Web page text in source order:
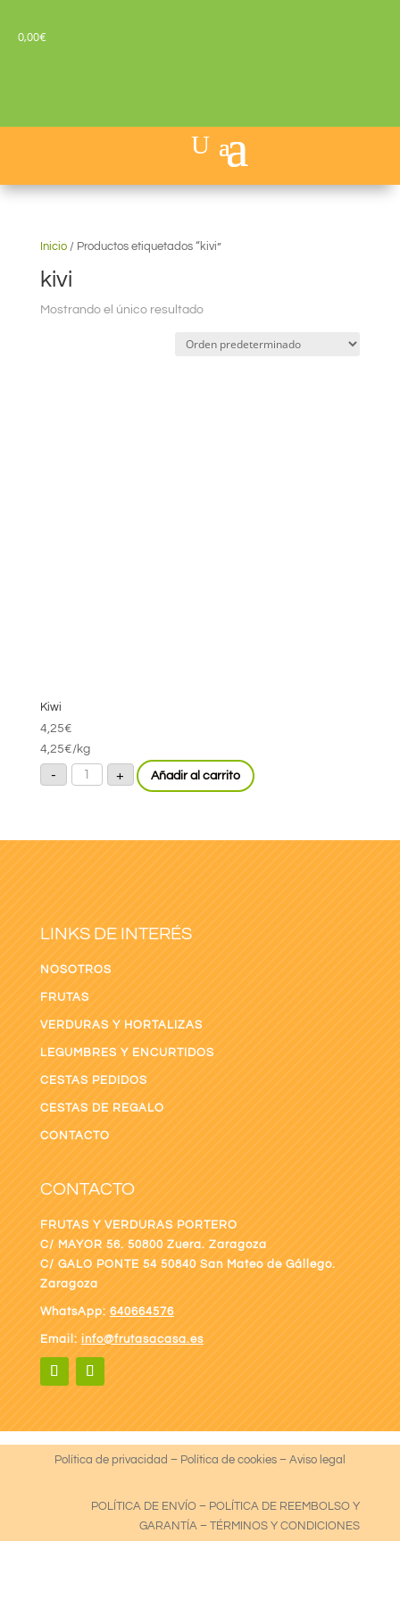
0,00€
Inicio/ Productos etiquetados “kivi”
kivi
Mostrando el único resultado
Kiwi
4,25€
4,25€/kg
-
Kiwi
cantidad+ Añadir al carrito
LINKS DE INTERÉS
NOSOTROS
FRUTAS
VERDURAS Y HORTALIZAS
LEGUMBRES Y ENCURTIDOS
CESTAS PEDIDOS
CESTAS DE REGALO
CONTACTO
CONTACTO
FRUTAS Y VERDURAS PORTERO
C/ MAYOR 56. 50800 Zuera. Zaragoza
C/ GALO PONTE 54 50840 San Mateo de Gállego.
Zaragoza
WhatsApp: 640664576
Email: info@frutasacasa.es
Política de privacidad – Política de cookies– Aviso legal
POLÍTICA DE ENVÍO – POLÍTICA DE REEMBOLSO Y
GARANTÍA –TÉRMINOS Y CONDICIONES